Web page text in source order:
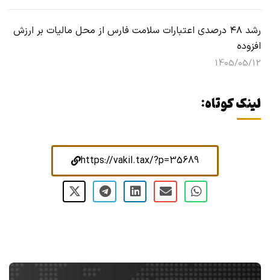
رشد ۴۸ درصدی اعتبارات سلامت فارس از محل مالیات بر ارزش
افزوده
1405/05/12
لینک کوتاه:
https://vakil.tax/?p=35689